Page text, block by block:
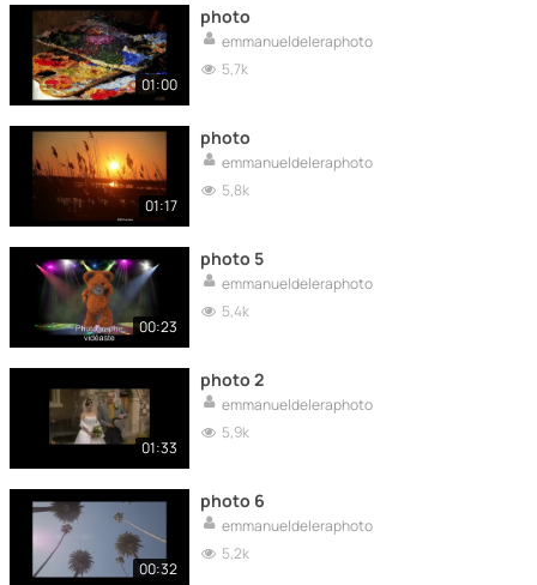
01:00
photo
emmanueldeleraphoto
5,7k
01:17
photo
emmanueldeleraphoto
5,8k
00:23
photo 5
emmanueldeleraphoto
5,4k
01:33
photo 2
emmanueldeleraphoto
5,9k
00:32
photo 6
emmanueldeleraphoto
5,2k